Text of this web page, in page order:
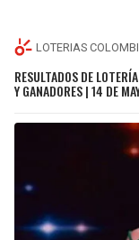
LOTERIAS
RESULTADOS DE
Y GANADORES | 14 DE